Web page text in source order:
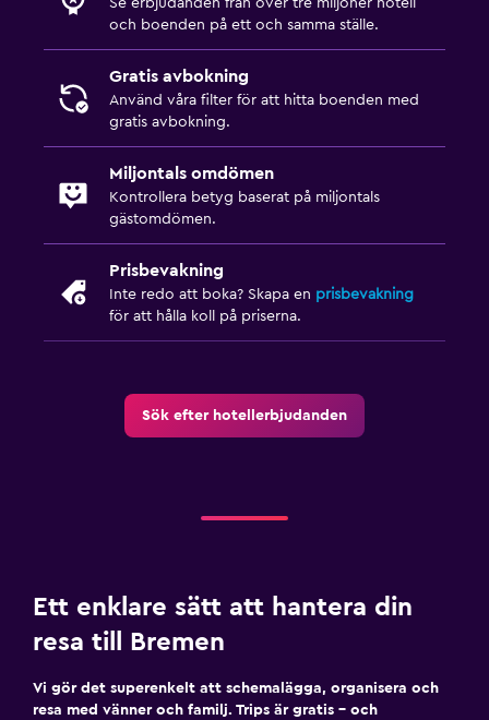
och boenden på ett och samma ställe.
Gratis avbokning
Använd våra filter för att hitta boenden med
gratis avbokning.
Miljontals omdömen
Kontrollera betyg baserat på miljontals
gästomdömen.
Prisbevakning
Inte redo att boka? Skapa en prisbevakning
för att hålla koll på priserna.
Sök efter hotellerbjudanden
Ett enklare sätt att hantera din
resa till Bremen
Vi gör det superenkelt att schemalägga, organisera och
resa med vänner och familj. Trips är gratis – och